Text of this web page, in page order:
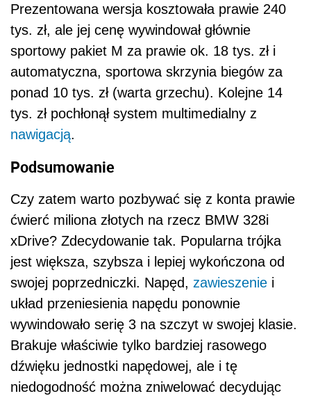
Prezentowana wersja kosztowała prawie 240
tys. zł, ale jej cenę wywindował głównie
sportowy pakiet M za prawie ok. 18 tys. zł i
automatyczna, sportowa skrzynia biegów za
ponad 10 tys. zł (warta grzechu). Kolejne 14
tys. zł pochłonął system multimedialny z
nawigacją.
Podsumowanie
Czy zatem warto pozbywać się z konta prawie
ćwierć miliona złotych na rzecz BMW 328i
xDrive? Zdecydowanie tak. Popularna trójka
jest większa, szybsza i lepiej wykończona od
swojej poprzedniczki. Napęd, zawieszenie i
układ przeniesienia napędu ponownie
wywindowało serię 3 na szczyt w swojej klasie.
Brakuje właściwie tylko bardziej rasowego
dźwięku jednostki napędowej, ale i tę
niedogodność można zniwelować decydując